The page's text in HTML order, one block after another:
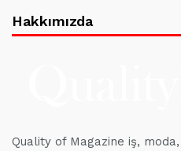
Hakkımızda
Quality of Magazine iş,